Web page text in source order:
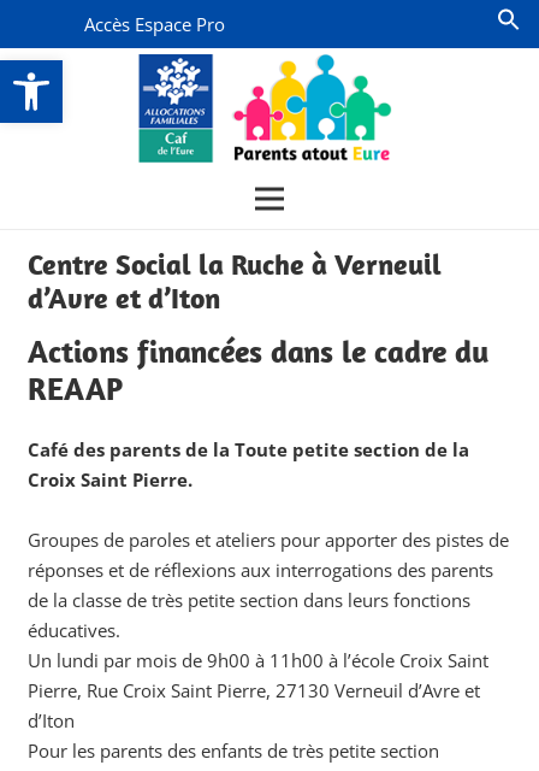
Ouvrir la barre d’outils
Accès Espace Pro
Centre Social la Ruche à Verneuil
d’Avre et d’Iton
Actions financées dans le cadre du
REAAP
Café des parents de la Toute petite section de la
Croix Saint Pierre.
Groupes de paroles et ateliers pour apporter des pistes de
réponses et de réflexions aux interrogations des parents
de la classe de très petite section dans leurs fonctions
éducatives.
Un lundi par mois de 9h00 à 11h00 à l’école Croix Saint
Pierre, Rue Croix Saint Pierre, 27130 Verneuil d’Avre et
d’Iton
Pour les parents des enfants de très petite section